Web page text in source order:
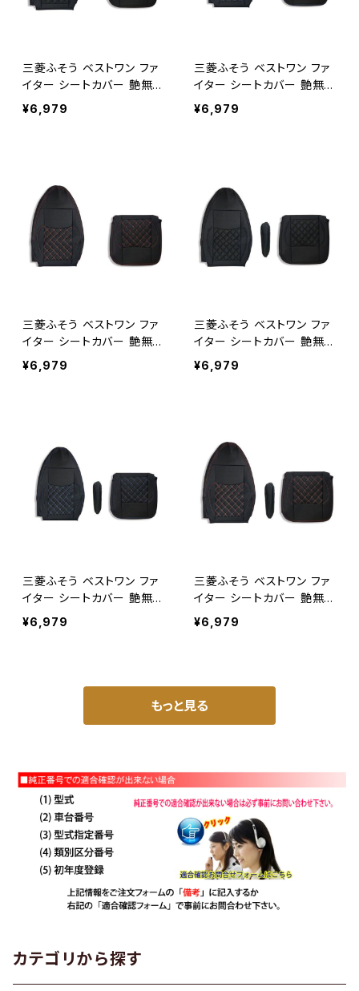
三菱ふそう ベストワン ファ
イター シートカバー 艶無し
黒 助手席用 ダイヤモンドブ
ラックステッチ AP-CV006
¥6,979
三菱ふそう ベストワン ファ
イター シートカバー 艶無し
黒 助手席用 ダイヤモンドブ
ルーステッチ AP-CV006L-
¥6,979
三菱ふそう ベストワン ファ
イター シートカバー 艶無し
黒 助手席用 ダイヤモンドレ
ッドステッチ AP-CV006L-
¥6,979
三菱ふそう ベストワン ファ
イター シートカバー 艶無し
黒 運転席用 ダイヤモンドブ
ラックステッチ AP-CV006
¥6,979
三菱ふそう ベストワン ファ
イター シートカバー 艶無し
黒 運転席用 ダイヤモンドブ
ルーステッチ AP-CV006R
¥6,979
三菱ふそう ベストワン ファ
イター シートカバー 艶無し
黒 運転席用 ダイヤモンドレ
ッドステッチ AP-CV006R-
¥6,979
もっと見る
カテゴリから探す